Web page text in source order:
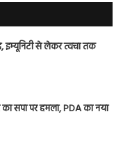
से लेकर त्वचा तक
सपा पर हमला, PDA का नया